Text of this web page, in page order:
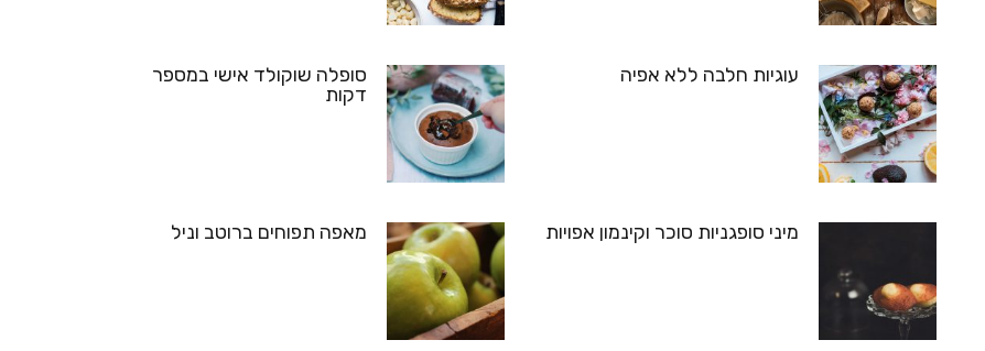
עוגיות חלבה ללא אפיה
סופלה שוקולד אישי במספר
דקות
מיני סופגניות סוכר וקינמון אפויות מאפה תפוחים ברוטב וניל